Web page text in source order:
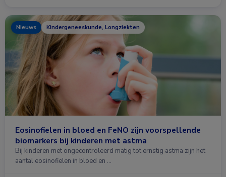
Nieuws Kindergeneeskunde, Longziekten
Eosinofielen in bloed en FeNO zijn voorspellende
biomarkers bij kinderen met astma
Bij kinderen met ongecontroleerd matig tot ernstig astma zijn het
aantal eosinofielen in bloed en …